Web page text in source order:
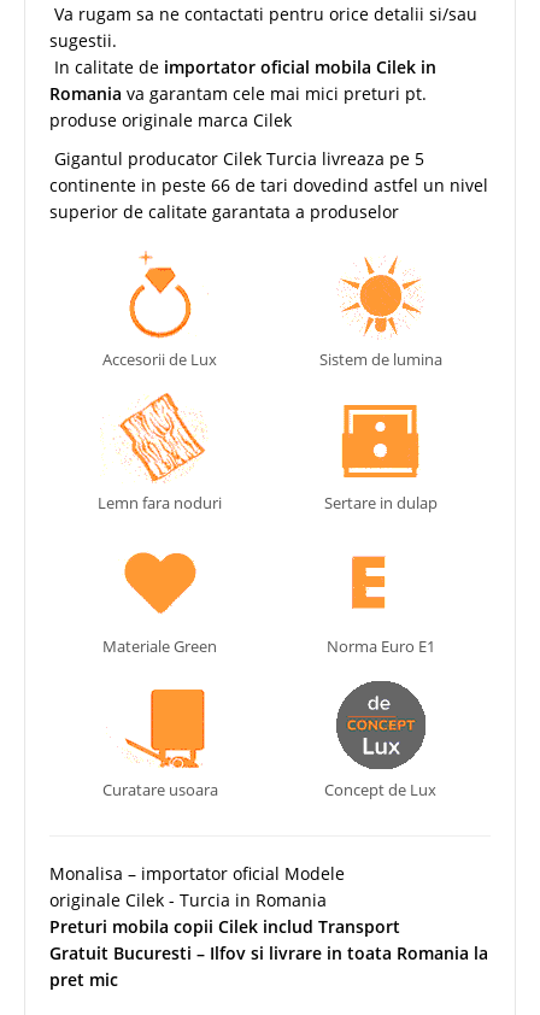
Va rugam sa ne contactati pentru orice detalii si/sau
sugestii.
In calitate de importator oficial mobila Cilek in
Romania va garantam cele mai mici preturi pt.
produse originale marca Cilek
Gigantul producator Cilek Turcia livreaza pe 5
continente in peste 66 de tari dovedind astfel un nivel
superior de calitate garantata a produselor
Accesorii de Lux Sistem de lumina
Lemn fara noduri Sertare in dulap
Materiale Green Norma Euro E1
Curatare usoara Concept de Lux
Monalisa – importator oficial Modele
originale Cilek - Turcia in Romania
Preturi mobila copii Cilek includ Transport
Gratuit Bucuresti – Ilfov si livrare in toata Romania la
pret mic